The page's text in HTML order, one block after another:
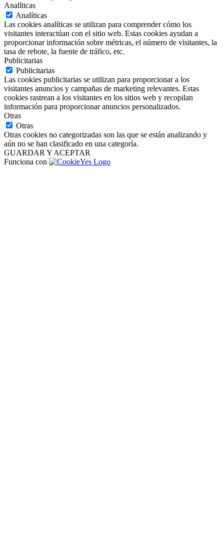
Analíticas
Analíticas
Las cookies analíticas se utilizan para comprender cómo los
visitantes interactúan con el sitio web. Estas cookies ayudan a
proporcionar información sobre métricas, el número de visitantes, la
tasa de rebote, la fuente de tráfico, etc.
Publicitarias
Publicitarias
Las cookies publicitarias se utilizan para proporcionar a los
visitantes anuncios y campañas de marketing relevantes. Estas
cookies rastrean a los visitantes en los sitios web y recopilan
información para proporcionar anuncios personalizados.
Otras
Otras
Otras cookies no categorizadas son las que se están analizando y
aún no se han clasificado en una categoría.
GUARDAR Y ACEPTAR
Funciona con